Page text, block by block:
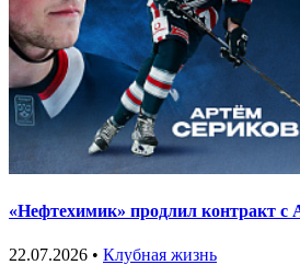
«Нефтехимик» продлил контракт
22.07.2026 • Клубная жизнь